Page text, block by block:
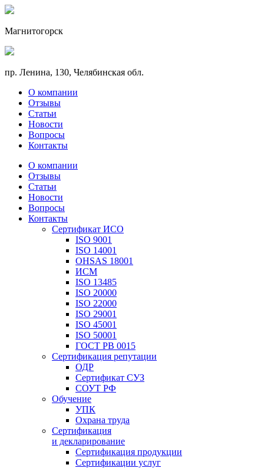
Магнитогорск
пр. Ленина, 130, Челябинская обл.
О компании
Отзывы
Статьи
Новости
Вопросы
Контакты
О компании
Отзывы
Статьи
Новости
Вопросы
Контакты
Сертификат ИСО
ISO 9001
ISO 14001
OHSAS 18001
ИСМ
ISO 13485
ISO 20000
ISO 22000
ISO 29001
ISO 45001
ISO 50001
ГОСТ РВ 0015
Сертификация репутации
ОДР
Сертификат СУЗ
СОУТ РФ
Обучение
УПК
Охрана труда
Сертификация
и декларирование
Сертификация продукции
Сертификации услуг